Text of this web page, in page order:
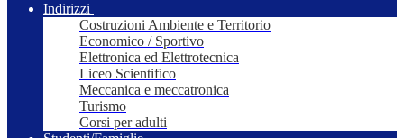
Indirizzi
Costruzioni Ambiente e Territorio
Economico / Sportivo
Elettronica ed Elettrotecnica
Liceo Scientifico
Meccanica e meccatronica
Turismo
Corsi per adulti